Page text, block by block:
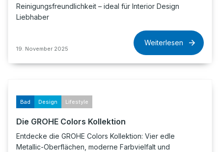
Reinigungsfreundlichkeit – ideal für Interior Design
Liebhaber
19. November 2025
Weiterlesen
Bad Design Lifestyle
Die GROHE Colors Kollektion
Entdecke die GROHE Colors Kollektion: Vier edle
Metallic-Oberflächen, moderne Farbvielfalt und